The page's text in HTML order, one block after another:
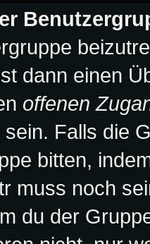
dann einen
offenen
Falls die
bitten,
muss noch
du der